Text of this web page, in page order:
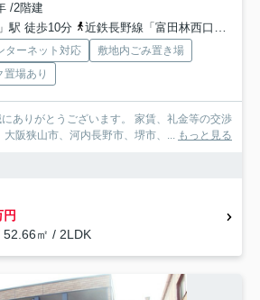
/2階建
駅 徒歩10分
近鉄長野線「富田林西口」駅 徒歩21分
ターネット対応
敷地内ごみ置き場
置場あり
ありがとうございます。 家賃、礼金等の交渉
大阪狭山市、河内長野市、堺市、... もっと見る
52.66㎡ / 2LDK